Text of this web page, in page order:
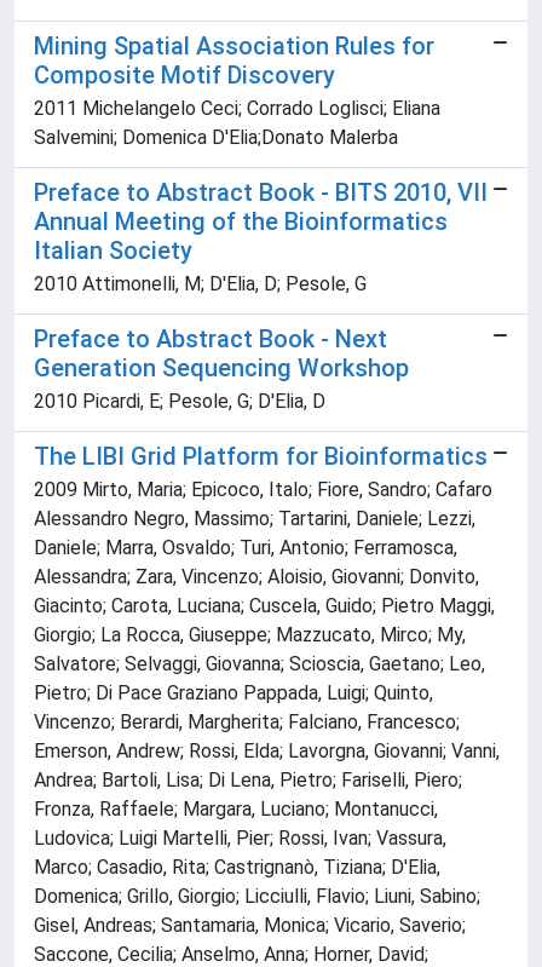
Mining Spatial Association Rules for
Composite Motif Discovery
2011 Michelangelo Ceci; Corrado Loglisci; Eliana
Salvemini; Domenica D'Elia;Donato Malerba
Preface to Abstract Book - BITS 2010, VII
Annual Meeting of the Bioinformatics
Italian Society
2010 Attimonelli, M; D'Elia, D; Pesole, G
Preface to Abstract Book - Next
Generation Sequencing Workshop
2010 Picardi, E; Pesole, G; D'Elia, D
The LIBI Grid Platform for Bioinformatics
2009 Mirto, Maria; Epicoco, Italo; Fiore, Sandro; Cafaro
Alessandro Negro, Massimo; Tartarini, Daniele; Lezzi,
Daniele; Marra, Osvaldo; Turi, Antonio; Ferramosca,
Alessandra; Zara, Vincenzo; Aloisio, Giovanni; Donvito,
Giacinto; Carota, Luciana; Cuscela, Guido; Pietro Maggi,
Giorgio; La Rocca, Giuseppe; Mazzucato, Mirco; My,
Salvatore; Selvaggi, Giovanna; Scioscia, Gaetano; Leo,
Pietro; Di Pace Graziano Pappada, Luigi; Quinto,
Vincenzo; Berardi, Margherita; Falciano, Francesco;
Emerson, Andrew; Rossi, Elda; Lavorgna, Giovanni; Vanni,
Andrea; Bartoli, Lisa; Di Lena, Pietro; Fariselli, Piero;
Fronza, Raffaele; Margara, Luciano; Montanucci,
Ludovica; Luigi Martelli, Pier; Rossi, Ivan; Vassura,
Marco; Casadio, Rita; Castrignanò, Tiziana; D'Elia,
Domenica; Grillo, Giorgio; Licciulli, Flavio; Liuni, Sabino;
Gisel, Andreas; Santamaria, Monica; Vicario, Saverio;
Saccone, Cecilia; Anselmo, Anna; Horner, David;